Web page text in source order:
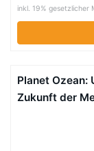
inkl. 19% gesetzlicher
Planet Ozean:
Zukunft der